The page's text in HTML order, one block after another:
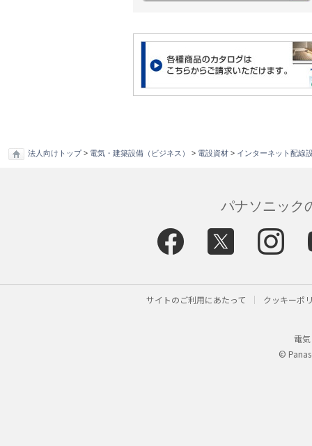
法人向けトップ> 電気・建築設備（ビジネス） > 電設資材 > インターネット配線
パナソニック
サイトのご利用にあたって クッキーポ
電
©